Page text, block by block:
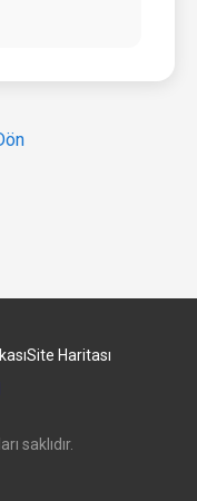
Site Haritası
saklıdır.